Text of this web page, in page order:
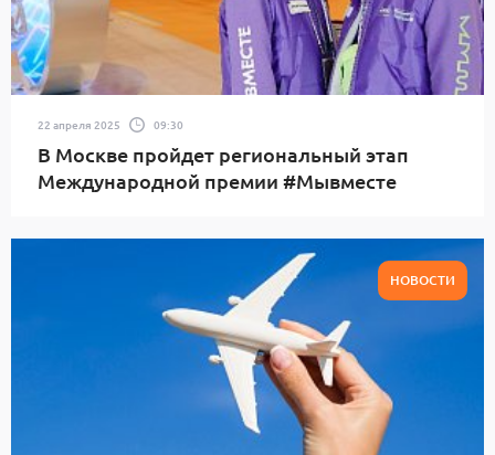
22 апреля 2025 09:30
В Москве пройдет региональный этап
Международной премии #Мывместе
НОВОСТИ